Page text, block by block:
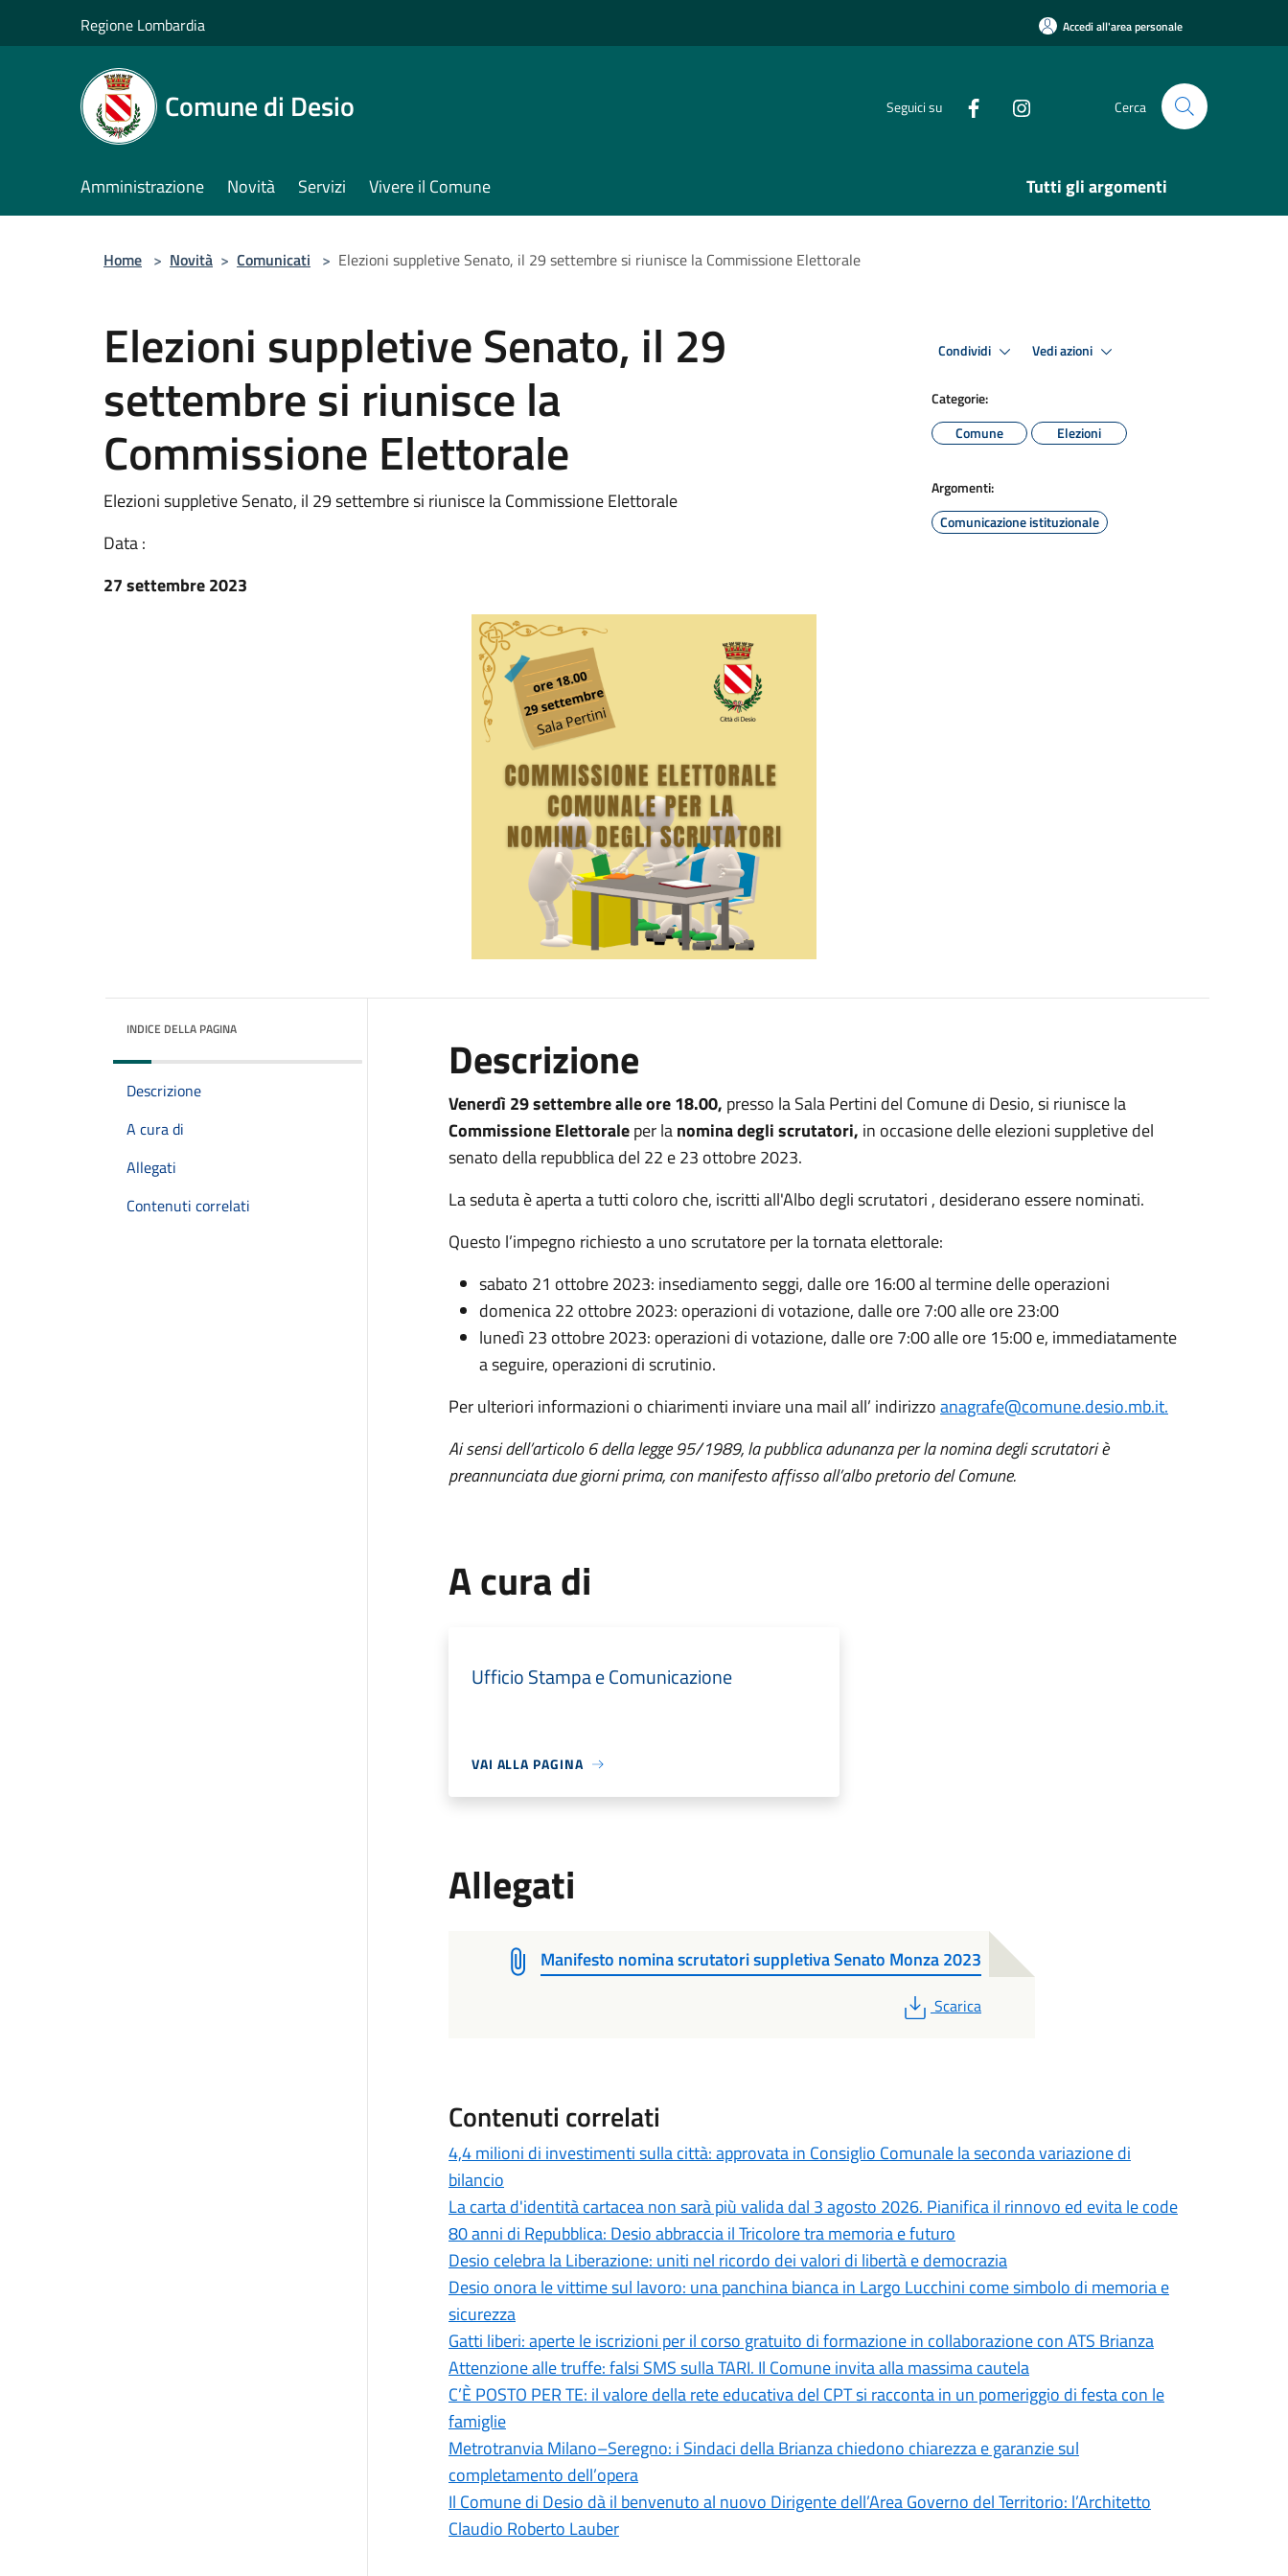
Regione Lombardia Accedi all'area personale
Comune di Desio Seguici su Cerca
Amministrazione Novità Servizi Vivere il Comune Tutti gli argomenti
Home > Novità > Comunicati > Elezioni suppletive Senato, il 29 settembre si riunisce la Commissione Elettorale
Elezioni suppletive Senato, il 29
settembre si riunisce la
Commissione Elettorale
Elezioni suppletive Senato, il 29 settembre si riunisce la Commissione Elettorale
Data :
27 settembre 2023
Condividi Vedi azioni
Categorie:
Comune
Elezioni
Argomenti:
Comunicazione istituzionale
INDICE DELLA PAGINA
Descrizione
A cura di
Allegati
Contenuti correlati
Descrizione
Venerdì 29 settembre alle ore 18.00, presso la Sala Pertini del Comune di Desio, si riunisce la
Commissione Elettoraleper lanomina degli scrutatori, in occasione delle elezioni suppletive del
senato della repubblica del 22 e 23 ottobre 2023.
La seduta è aperta a tutti coloro che, iscritti all'Albo degli scrutatori , desiderano essere nominati.
Questo l’impegno richiesto a uno scrutatore per la tornata elettorale:
sabato 21 ottobre 2023: insediamento seggi, dalle ore 16:00 al termine delle operazioni
domenica 22 ottobre 2023: operazioni di votazione, dalle ore 7:00 alle ore 23:00
lunedì 23 ottobre 2023: operazioni di votazione, dalle ore 7:00 alle ore 15:00 e, immediatamente
a seguire, operazioni di scrutinio.
Per ulteriori informazioni o chiarimenti inviare una mail all’ indirizzoanagrafe@comune.desio.mb.it.
Ai sensi dell’articolo 6 della legge 95/1989, la pubblica adunanza per la nomina degli scrutatori è
preannunciata due giorni prima, con manifesto affisso all’albo pretorio del Comune.
A cura di
Ufficio Stampa e Comunicazione
VAI ALLA PAGINA
Allegati
Manifesto nomina scrutatori suppletiva Senato Monza 2023
PDF
Scarica
Contenuti correlati
4,4 milioni di investimenti sulla città: approvata in Consiglio Comunale la seconda variazione di
bilancio
La carta d'identità cartacea non sarà più valida dal 3 agosto 2026. Pianifica il rinnovo ed evita le code
80 anni di Repubblica: Desio abbraccia il Tricolore tra memoria e futuro
Desio celebra la Liberazione: uniti nel ricordo dei valori di libertà e democrazia
Desio onora le vittime sul lavoro: una panchina bianca in Largo Lucchini come simbolo di memoria e
sicurezza
Gatti liberi: aperte le iscrizioni per il corso gratuito di formazione in collaborazione con ATS Brianza
Attenzione alle truffe: falsi SMS sulla TARI. Il Comune invita alla massima cautela
C’È POSTO PER TE: il valore della rete educativa del CPT si racconta in un pomeriggio di festa con le
famiglie
Metrotranvia Milano–Seregno: i Sindaci della Brianza chiedono chiarezza e garanzie sul
completamento dell’opera
Il Comune di Desio dà il benvenuto al nuovo Dirigente dell’Area Governo del Territorio: l’Architetto
Claudio Roberto Lauber